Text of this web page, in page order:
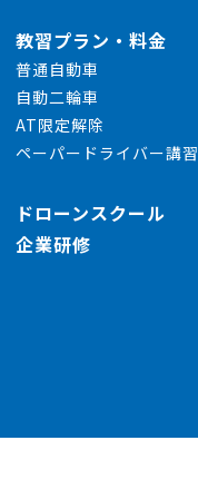
教習プラン・料金
普通自動車
自動二輪車
AT限定解除
ペーパードライバー講習
ドローンスクール
企業研修